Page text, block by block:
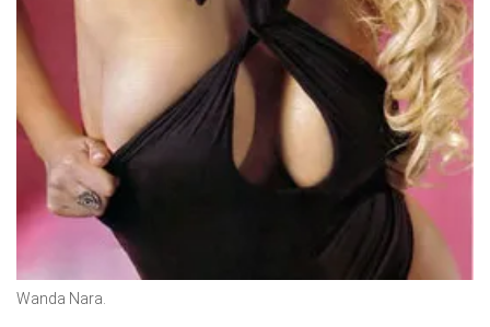
Wanda Nara.